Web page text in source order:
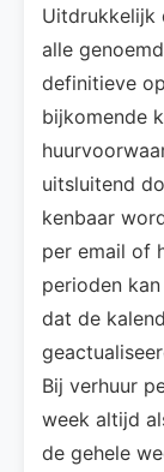
Uitdrukkelijk
alle
definitieve
bijkomende
uitsluitend
kenbaar
per email of
perioden
dat de
Bij verhuur
week altijd
de gehele